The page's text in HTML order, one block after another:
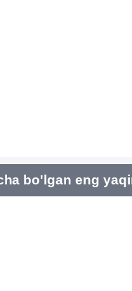
bo'lgan eng